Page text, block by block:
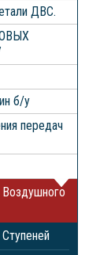
ДВС.
б/у
передач